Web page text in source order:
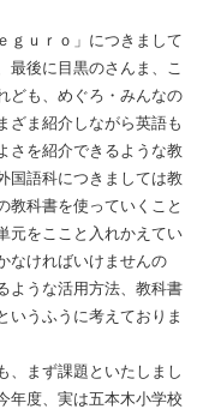
ｕｒｏ」につきまして
最後に目黒のさんま、こ
ども、めぐろ・みんなの
ざま紹介しながら英語も
さを紹介できるような教
国語科につきましては教
教科書を使っていくこと
元をここと入れかえてい
なければいけませんの
ような活用方法、教科書
いうふうに考えておりま
、まず課題といたしまし
年度、実は五本木小学校